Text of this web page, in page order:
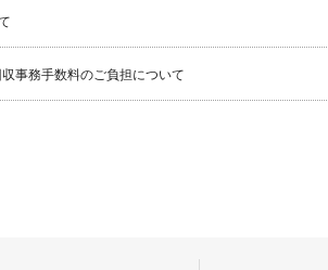
事務手数料のご負担について